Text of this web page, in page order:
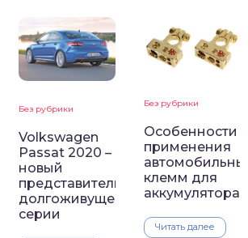
Без рубрики
Volkswagen
Passat 2020 –
новый
представитель
долгоживущей
серии
Без рубрики
Особенности
применения
клемм для
аккумулятора
Читать далее